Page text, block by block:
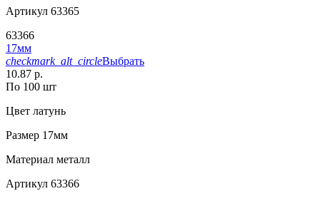
Артикул 63365
63366
17мм
checkmark_alt_circleВыбрать
10.87 р.
По 100 шт
Цвет латунь
Размер 17мм
Материал металл
Артикул 63366